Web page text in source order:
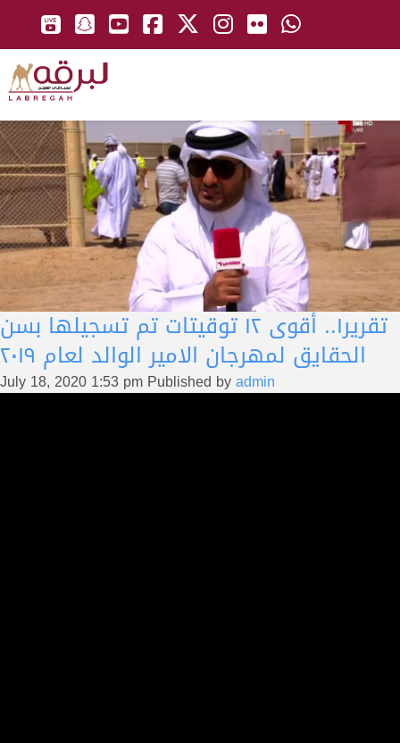
تقرير١.. أقوى ١٢ توقيتات تم تسجيلها بسن
الحقايق لمهرجان الامير الوالد لعام ٢٠١٩
July 18, 2020 1:53 pmPublished byadmin